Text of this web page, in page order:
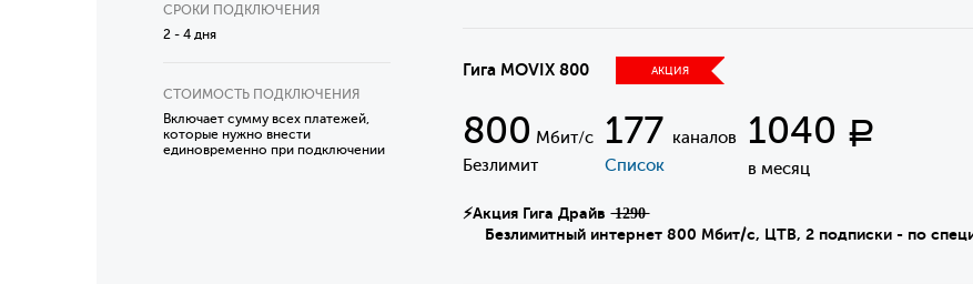
СРОКИ ПОДКЛЮЧЕНИЯ
2 - 4 дня
СТОИМОСТЬ ПОДКЛЮЧЕНИЯ
Включает сумму всех платежей,
которые нужно внести
единовременно при подключении
Гига MOVIX 800 АКЦИЯ
800 Мбит/с
Безлимит
177 каналов
Список
1040 Р
в месяц
⚡Акция Гига Драйв ̶1̶2̶9̶0̶
Безлимитный интернет 800 Мбит/с, ЦТВ, 2 подписки - по